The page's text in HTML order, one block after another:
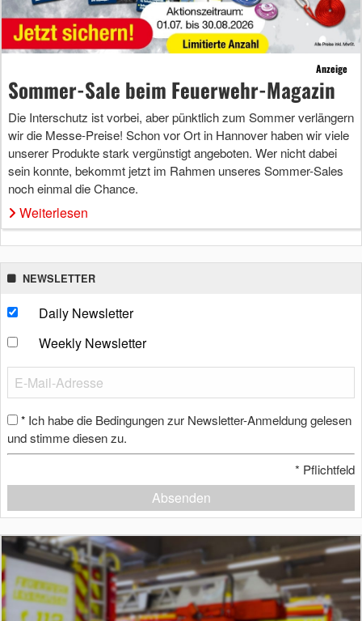
Anzeige
Sommer-Sale beim Feuerwehr-Magazin
Die Interschutz ist vorbei, aber pünktlich zum Sommer verlängern
wir die Messe-Preise! Schon vor Ort in Hannover haben wir viele
unserer Produkte stark vergünstigt angeboten. Wer nicht dabei
sein konnte, bekommt jetzt im Rahmen unseres Sommer-Sales
noch einmal die Chance.
Weiterlesen
NEWSLETTER
Daily Newsletter
Weekly Newsletter
* Ich habe die Bedingungen zur Newsletter-Anmeldung gelesen
und stimme diesen zu.
* Pflichtfeld
Absenden